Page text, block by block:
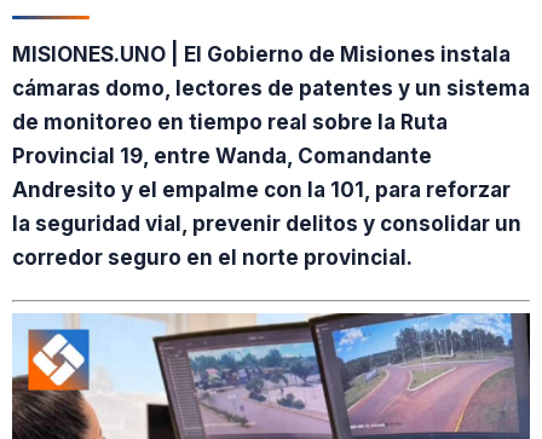
MISIONES.UNO | El Gobierno de Misiones instala
cámaras domo, lectores de patentes y un sistema
de monitoreo en tiempo real sobre la Ruta
Provincial 19, entre Wanda, Comandante
Andresito y el empalme con la 101, para reforzar
la seguridad vial, prevenir delitos y consolidar un
corredor seguro en el norte provincial.